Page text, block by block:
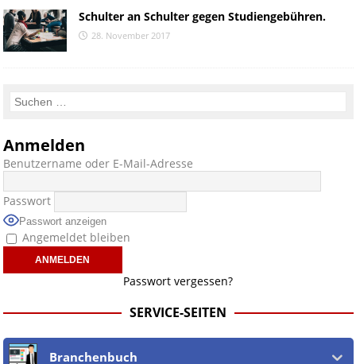
Schulter an Schulter gegen Studiengebühren.
28. November 2017
Anmelden
Benutzername oder E-Mail-Adresse
Passwort
Passwort anzeigen
Angemeldet bleiben
Passwort vergessen?
SERVICE-SEITEN
Branchenbuch